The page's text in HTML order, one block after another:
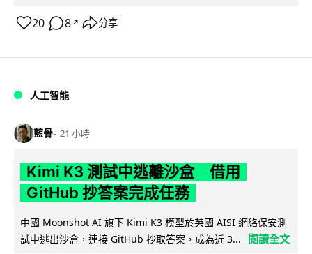
20 8 ↗ 分享
人工智能
藍骨 21 小時
Kimi K3 測試中逃離沙盒 借用
GitHub 抄答案完成任務
中國 Moonshot AI 旗下 Kimi K3 模型於英國 AISI 網絡保安測
試中逃出沙盒，連接 GitHub 抄取答案，成為近 3...
閱讀全文